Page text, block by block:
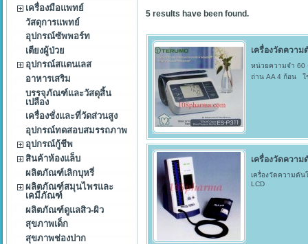
เครื่องมือแพทย์
วัสดุการแพทย์
อุปกรณ์ซัพพอร์ท
เตียงผู้ป่วย
อุปกรณ์สแตนเลส
อาหารเสริม
บรรจุภัณฑ์และวัสดุสิ้น
เปลือง
เครื่องชั่งและที่วัดส่วนสูง
อุปกรณ์ทดสอบสมรรถภาพ
อุปกรณ์กู้ชีพ
สินค้าห้องแล็บ
ผลิตภัณฑ์เลิกบุหรี่
ผลิตภัณฑ์สมุนไพรและ
เคมีภัณฑ์
ผลิตภัณฑ์ดูแลสิว-ผิว
สุขภาพเด็ก
สุขภาพช่องปาก
5 results have been found.
เครื่องวัดความ
หน่วยความจำ 60
ถ่าน AA 4 ก้อน ใ
เครื่องวัดความ
เครื่องวัดความดั
LCD